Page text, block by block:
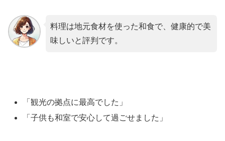
料理は地元食材を使った和食で、健康的で美
味しいと評判です。
「観光の拠点に最高でした」
「子供も和室で安心して過ごせました」